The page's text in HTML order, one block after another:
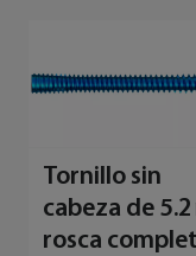
Tornillo sin
cabeza de 5.2
rosca